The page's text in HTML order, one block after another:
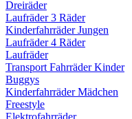
Dreiräder
Laufräder 3 Räder
Kinderfahrräder Jungen
Laufräder 4 Räder
Laufräder
Transport Fahrräder Kinder
Buggys
Kinderfahrräder Mädchen
Freestyle
Elektrofahrräder